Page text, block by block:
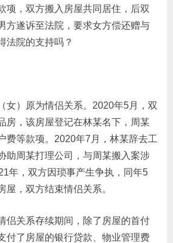
项，双方搬入房屋共同居住，后双
方遂诉至法院，要求女方偿还赠与
法院的支持吗？
女）原为情侣关系。2020年5月，双
房，该房屋登记在林某名下，周某
费等款项。2020年7月，林某辞去工
助周某打理公司，与周某搬入案涉
年，双方因琐事产生争执，同年5
屋，双方结束情侣关系。
侣关系存续期间，除了房屋的首付
付了房屋的银行贷款、物业管理费